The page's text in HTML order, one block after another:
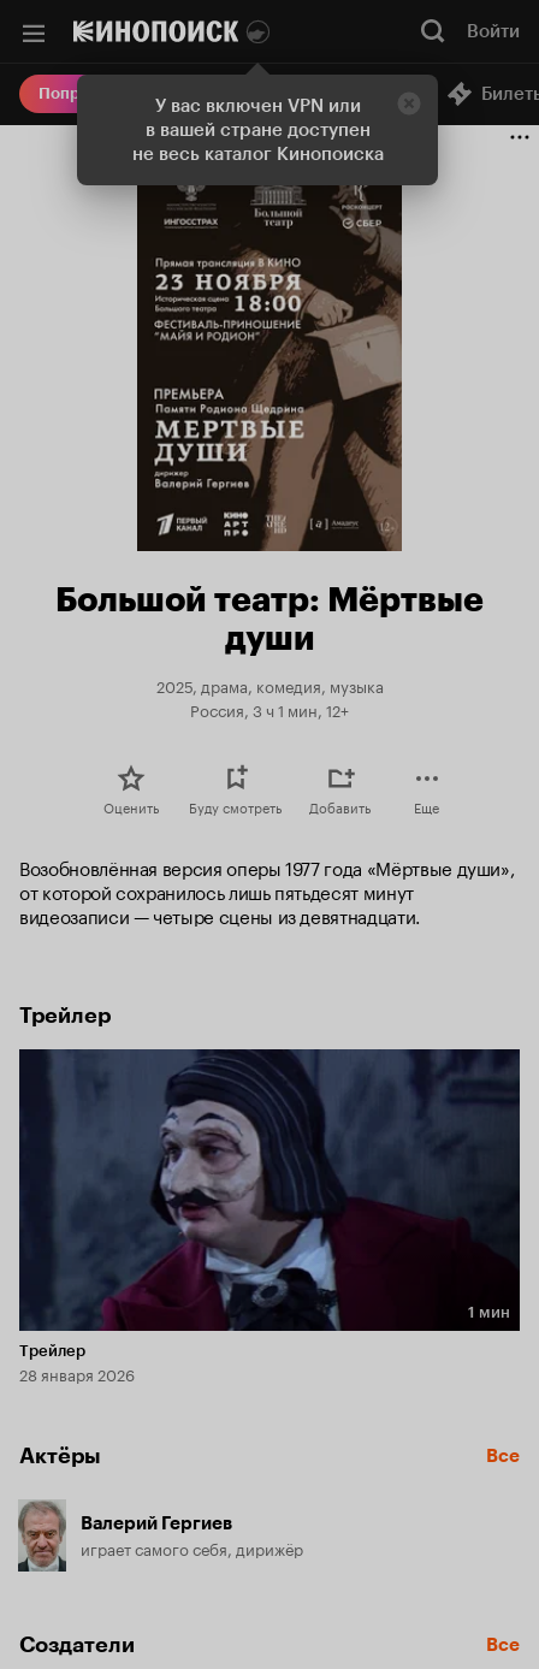
У вас включен VPN или
в вашей стране доступен
не весь каталог Кинопоиска
Войти
Попробовать Плюс Онлайн-кинотеатр
Большой театр: Мёртвые
души
2025, драма, комедия, музыка
Россия, 3 ч 1 мин, 12+
Оценить Буду смотреть Добавить Еще
Возобновлённая версия оперы 1977 года «Мёртвые души»,
от которой сохранилось лишь пятьдесят минут
видеозаписи — четыре сцены из девятнадцати.
Трейлер
Длительность 1 мин
1 мин
Трейлер
28 января 2026
Актёры Все
Валерий Гергиев
играет самого себя, дирижёр
Создатели Все